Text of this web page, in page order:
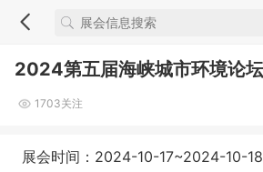
2024第五届海峡城市环境论坛
1703关注
展会时间：2024-10-17~2024-10-